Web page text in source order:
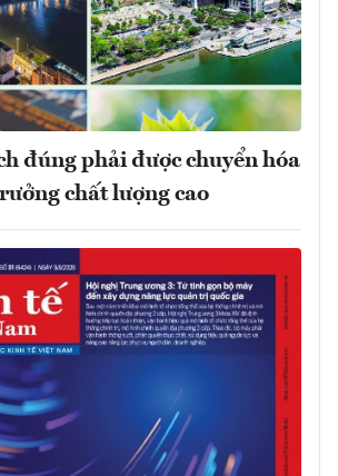
đúng phải được chuyển hóa
chất lượng cao